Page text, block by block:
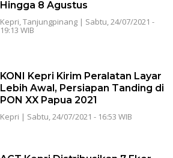
Hingga 8 Agustus
Kepri,Tanjungpinang| Sabtu, 24/07/2021 -
19:13 WIB
KONI Kepri Kirim Peralatan Layar
Lebih Awal, Persiapan Tanding di
PON XX Papua 2021
Kepri | Sabtu, 24/07/2021 - 16:53 WIB